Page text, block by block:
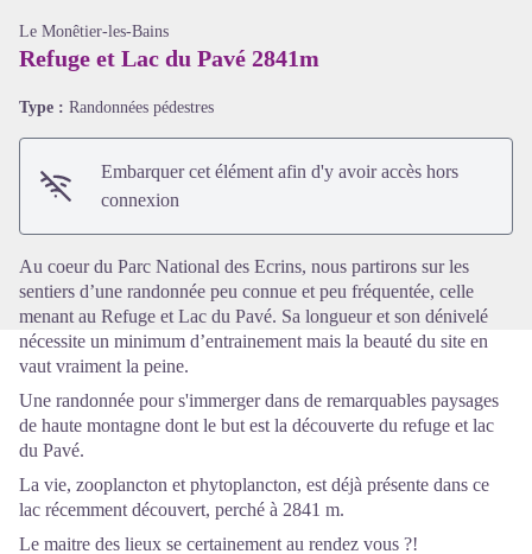
Voir l'image en plein écran
Le Monêtier-les-Bains
Refuge et Lac du Pavé 2841m
Type : Randonnées pédestres
Embarquer cet élément afin d'y avoir accès hors
connexion
Au coeur du Parc National des Ecrins, nous partirons sur les
sentiers d’une randonnée peu connue et peu fréquentée, celle
menant au Refuge et Lac du Pavé. Sa longueur et son dénivelé
nécessite un minimum d’entrainement mais la beauté du site en
vaut vraiment la peine.
Une randonnée pour s'immerger dans de remarquables paysages
de haute montagne dont le but est la découverte du refuge et lac
du Pavé.
La vie, zooplancton et phytoplancton, est déjà présente dans ce
lac récemment découvert, perché à 2841 m.
Le maitre des lieux se certainement au rendez vous ?!